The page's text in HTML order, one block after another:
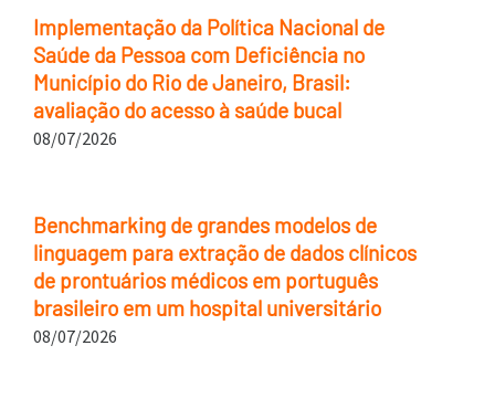
Implementação da Política Nacional de
Saúde da Pessoa com Deficiência no
Município do Rio de Janeiro, Brasil:
avaliação do acesso à saúde bucal
08/07/2026
Benchmarking de grandes modelos de
linguagem para extração de dados clínicos
de prontuários médicos em português
brasileiro em um hospital universitário
08/07/2026